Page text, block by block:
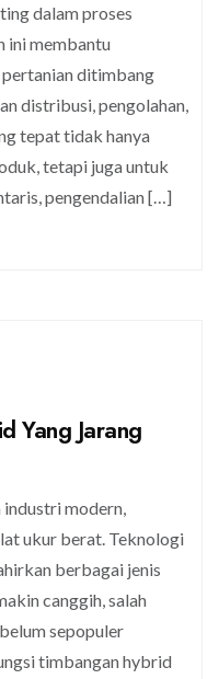
dalam proses
ini membantu
ditimbang
distribusi, pengolahan,
tepat tidak hanya
tetapi juga untuk
pengendalian […]
Yang Jarang
modern,
ukur berat. Teknologi
berbagai jenis
canggih, salah
sepopuler
timbangan hybrid